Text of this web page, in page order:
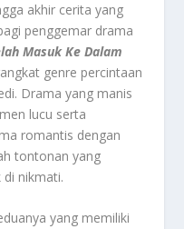
akhir cerita yang
penggemar drama
Masuk Ke Dalam
genre percintaan
Drama yang manis
lucu serta
romantis dengan
tontonan yang
di nikmati.
yang memiliki